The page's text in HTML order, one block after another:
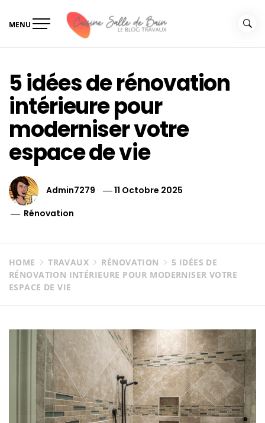
MENU
5 idées de rénovation
intérieure pour
moderniser votre
espace de vie
Admin7279
11 Octobre 2025
Rénovation
HOME TRAVAUX RÉNOVATION
5 IDÉES DE
RÉNOVATION INTÉRIEURE POUR MODERNISER VOTRE
ESPACE DE VIE